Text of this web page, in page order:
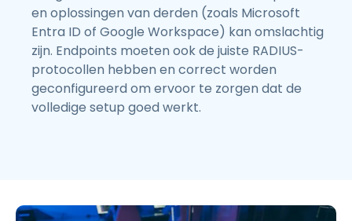
en oplossingen van derden (zoals Microsoft
Entra ID of Google Workspace) kan omslachtig
zijn. Endpoints moeten ook de juiste RADIUS-
protocollen hebben en correct worden
geconfigureerd om ervoor te zorgen dat de
volledige setup goed werkt.